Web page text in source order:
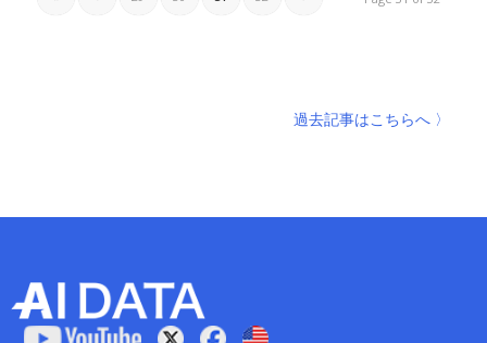
過去記事はこちらへ 〉